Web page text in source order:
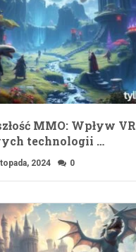
MMO: Wpływ VR
technologii …
2024 0